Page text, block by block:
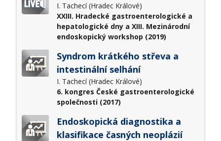
I. Tachecí (Hradec Králové)
XXIII. Hradecké gastroenterologické a
hepatologické dny a XIII. Mezinárodní
endoskopický workshop (2019)
Syndrom krátkého střeva a
intestinální selhání
I. Tachecí (Hradec Králové)
6. kongres České gastroenterologické
společnosti (2017)
Endoskopická diagnostika a
klasifikace časných neoplázií